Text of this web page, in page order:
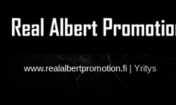
www.realalbertpromotion.fi | Yritys